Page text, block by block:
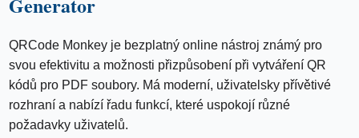
QRCode Monkey je bezplatný online nástroj známý pro
svou efektivitu a možnosti přizpůsobení při vytváření QR
kódů pro PDF soubory. Má moderní, uživatelsky přívětivé
rozhraní a nabízí řadu funkcí, které uspokojí různé
požadavky uživatelů.